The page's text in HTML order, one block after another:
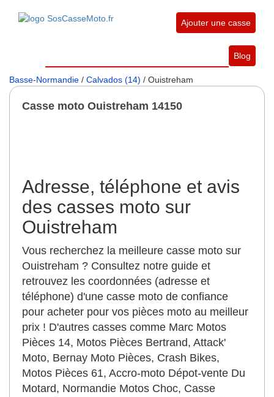
Ajouter une casse
Blog
Basse-Normandie / Calvados (14) / Ouistreham
Casse moto Ouistreham 14150
Adresse, téléphone et avis
des casses moto sur
Ouistreham
Vous recherchez la meilleure casse moto sur
Ouistreham ? Consultez notre guide et
retrouvez les coordonnées (adresse et
téléphone) d'une casse moto de confiance
pour acheter pour vos pièces moto au meilleur
prix ! D'autres casses comme Marc Motos
Pièces 14, Motos Pièces Bertrand, Attack'
Moto, Bernay Moto Pièces, Crash Bikes,
Motos Pièces 61, Accro-moto Dépot-vente Du
Motard, Normandie Motos Choc, Casse